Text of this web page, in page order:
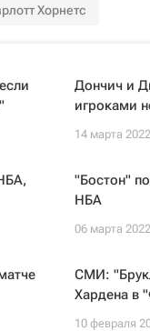
Хорнетс
Дончич и
игроками
14 марта 2022
"Бостон"
НБА
06 марта 2022
СМИ:
Хардена в
10 февраля